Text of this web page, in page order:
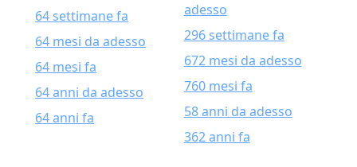
64 settimane fa
64 mesi da adesso
64 mesi fa
64 anni da adesso
64 anni fa
adesso
296 settimane fa
672 mesi da adesso
760 mesi fa
58 anni da adesso
362 anni fa